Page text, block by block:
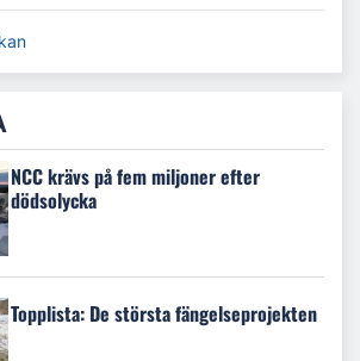
NCC krävs på fem miljoner efter
dödsolycka
Topplista: De största fängelseprojekten